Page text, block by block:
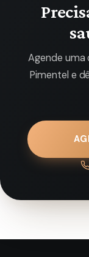
Agende uma
Pimentel e